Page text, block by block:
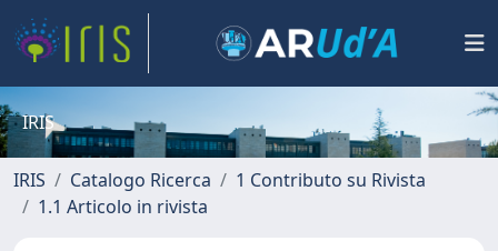
IRIS
IRIS Catalogo Ricerca
1 Contributo su Rivista
1.1 Articolo in rivista